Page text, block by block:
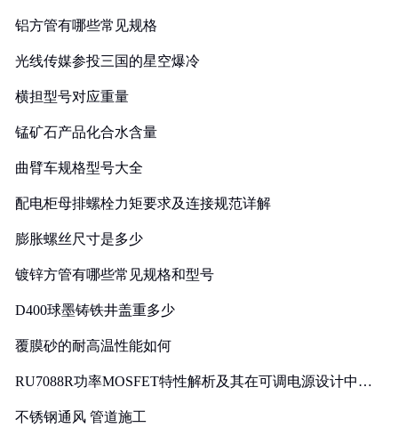
铝方管有哪些常见规格
光线传媒参投三国的星空爆冷
横担型号对应重量
锰矿石产品化合水含量
曲臂车规格型号大全
配电柜母排螺栓力矩要求及连接规范详解
膨胀螺丝尺寸是多少
镀锌方管有哪些常见规格和型号
D400球墨铸铁井盖重多少
覆膜砂的耐高温性能如何
RU7088R功率MOSFET特性解析及其在可调电源设计中的
不锈钢通风 管道施工